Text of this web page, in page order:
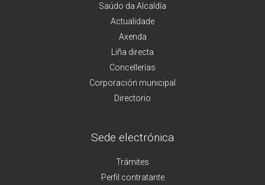
Saúdo da Alcaldía
Actualidade
Axenda
Liña directa
Concellerías
Corporación municipal
Directorio
Sede electrónica
Trámites
Perfil contratante